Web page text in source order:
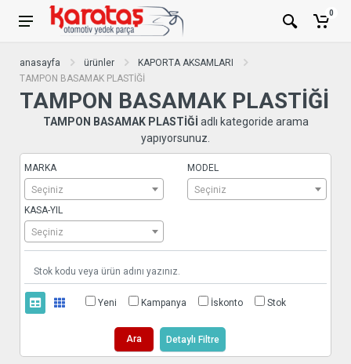
0
anasayfa ürünler
KAPORTA AKSAMLARI
TAMPON BASAMAK PLASTİĞİ
TAMPON BASAMAK PLASTİĞİ
TAMPON BASAMAK PLASTİĞİ adlı kategoride arama
yapıyorsunuz.
MARKA
Seçiniz
MODEL
Seçiniz
KASA-YIL
Seçiniz
Yeni Kampanya İskonto Stok
Ara Detaylı Filtre